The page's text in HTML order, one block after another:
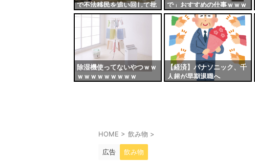
で不法移民を追い回して批
判殺到
で」おすすめの仕事ｗｗｗ
ｗｗｗｗｗｗｗ
除湿機使ってないやつｗｗ
ｗｗｗｗｗｗｗｗｗ
【経済】パナソニック、千
人超が早期退職へ
ル
HOME > 飲み物 >
広告 飲み物